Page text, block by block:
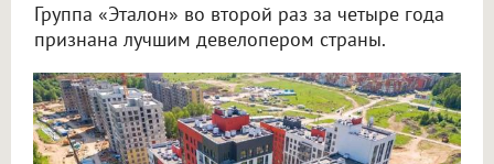
Группа «Эталон» во второй раз за четыре года
признана лучшим девелопером страны.